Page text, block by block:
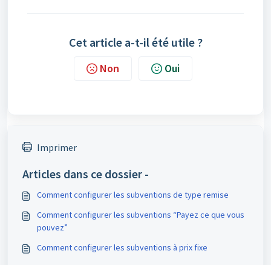
Cet article a-t-il été utile ?
Non Oui
Imprimer
Articles dans ce dossier -
Comment configurer les subventions de type remise
Comment configurer les subventions “Payez ce que vous
pouvez”
Comment configurer les subventions à prix fixe